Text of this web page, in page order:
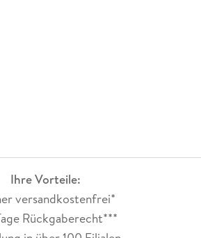
Ihre Vorteile:
versandkostenfrei*
Rückgaberecht***